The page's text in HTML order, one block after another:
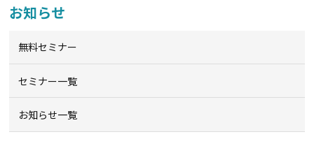
お知らせ
無料セミナー
セミナー一覧
お知らせ一覧